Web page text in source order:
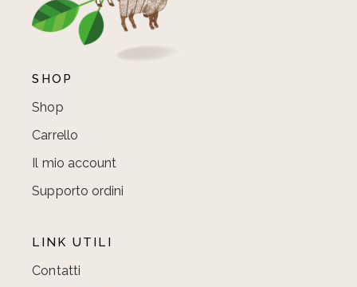
SHOP
Shop
Carrello
Il mio account
Supporto ordini
LINK UTILI
Contatti